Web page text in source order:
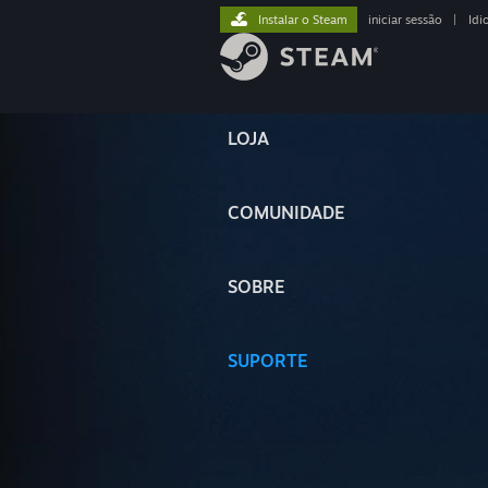
LOJA
COMUNIDADE
SOBRE
SUPORTE
Instalar o Steam iniciar sessão